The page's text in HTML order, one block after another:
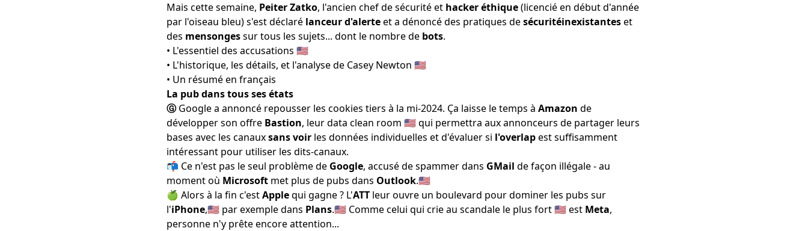
Mais cette semaine, Peiter Zatko, l'ancien chef de sécurité et hacker éthique(licencié en début d'année
par l'oiseau bleu) s'est déclaré lanceur d'alerteet a dénoncé des pratiques desécuritéinexistanteset
des mensongessur tous les sujets... dont le nombre de bots.
• L'essentiel des accusations 🇺🇸
• L'historique, les détails, et l'analyse de Casey Newton 🇺🇸
• Un résuméen français
La pub dans tous ses états
ⒼGoogle a annoncé repousser les cookies tiers à la mi-2024. Ça laisse le temps à Amazon de
développer son offre Bastion, leurdata clean room 🇺🇸 qui permettra aux annonceurs de partager leurs
bases avec les canauxsans voir les données individuelles et d'évaluer si l'overlapest suffisamment
intéressant pour utiliser les dits-canaux.
📬 Ce n'est pas le seul problème de Google, accusé de spammerdans GMail de façon illégale - au
moment où Microsoft met plus de pubs dans Outlook.🇺🇸
🍏 Alors à la fin c'estApplequi gagne ? L'ATT leur ouvre un boulevard pour dominer les pubs sur
l'iPhone,🇺🇸 par exempledans Plans.🇺🇸 Comme celui qui crie au scandale le plus fort🇺🇸 est Meta,
personne n'y prête encore attention...